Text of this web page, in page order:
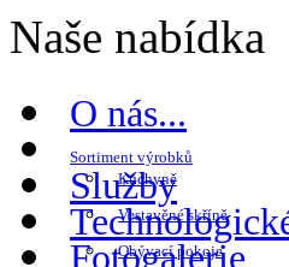
Naše nabídka
O nás...
Sortiment výrobků
Kuchyně
Vestavěné skříně
Obývací pokoje
Služby
Fotogalerie